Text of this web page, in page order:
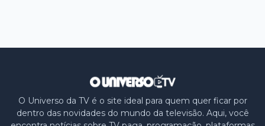
O Universo da TV é o site ideal para quem quer ficar por
dentro das novidades do mundo da televisão. Aqui, você